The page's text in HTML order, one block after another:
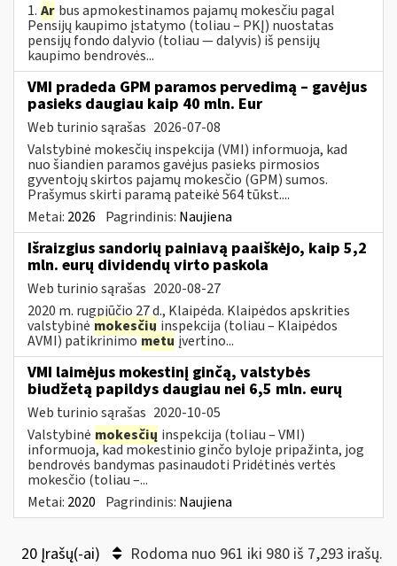
1. Ar bus apmokestinamos pajamų mokesčiu pagal
Pensijų kaupimo įstatymo (toliau – PKĮ) nuostatas
pensijų fondo dalyvio (toliau — dalyvis) iš pensijų
kaupimo bendrovės...
VMI pradeda GPM paramos pervedimą – gavėjus
pasieks daugiau kaip 40 mln. Eur
Web turinio sąrašas 2026-07-08
Valstybinė mokesčių inspekcija (VMI) informuoja, kad
nuo šiandien paramos gavėjus pasieks pirmosios
gyventojų skirtos pajamų mokesčio (GPM) sumos.
Prašymus skirti paramą pateikė 564 tūkst....
Metai: 2026 Pagrindinis: Naujiena
Išraizgius sandorių painiavą paaiškėjo, kaip 5,2
mln. eurų dividendų virto paskola
Web turinio sąrašas 2020-08-27
2020 m. rugpjūčio 27 d., Klaipėda. Klaipėdos apskrities
valstybinė mokesčių inspekcija (toliau – Klaipėdos
AVMI) patikrinimometu įvertino...
VMI laimėjus mokestinį ginčą, valstybės
biudžetą papildys daugiau nei 6,5 mln. eurų
Web turinio sąrašas 2020-10-05
Valstybinė mokesčių inspekcija (toliau – VMI)
informuoja, kad mokestinio ginčo byloje pripažinta, jog
bendrovės bandymas pasinaudoti Pridėtinės vertės
mokesčio (toliau –...
Metai: 2020 Pagrindinis: Naujiena
20 Įrašų(-ai) Rodoma nuo 961 iki 980 iš 7,293 irašų.